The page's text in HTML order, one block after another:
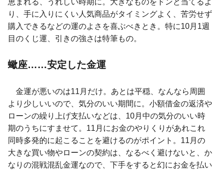
恵まれる、うれしい時期に。大きなものをドンと当てるよ
り、手に入りにくい人気商品がタイミングよく、苦労せず
購入できるなどの運のよさを喜ぶべきとき。特に10月1週
目のくじ運、引きの強さは特筆もの。
蠍座……安定した金運
金運が悪いのは11月だけ。あとは平穏、なんなら周囲
より少しいいので、気分のいい期間に。小額借金の返済や
ローンの繰り上げ支払いなどは、10月中の気分のいい時
期のうちにすませて。11月にお金のやりくりがあれこれ
同時多発的に起こることを避けるのがポイント。11月の
大きな買い物やローンの契約は、なるべく避けないと、か
なりの混戦混乱金運なので、下手をすると幻にお金を払い